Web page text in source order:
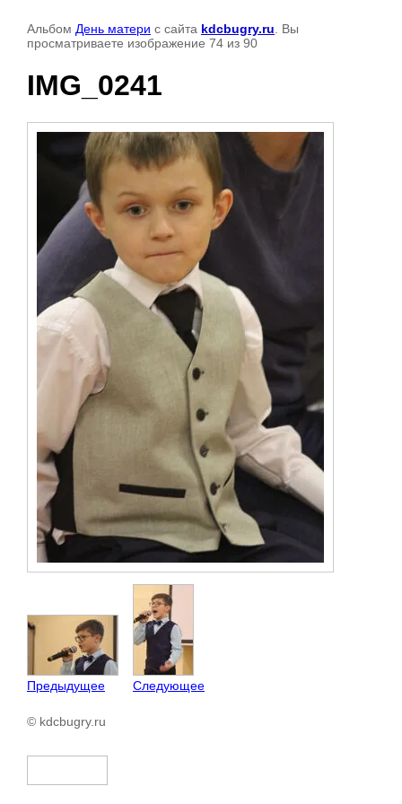
Альбом День матери с сайта kdcbugry.ru . Вы
просматриваете изображение 74 из 90
IMG_0241
Предыдущее Следующее
© kdcbugry.ru